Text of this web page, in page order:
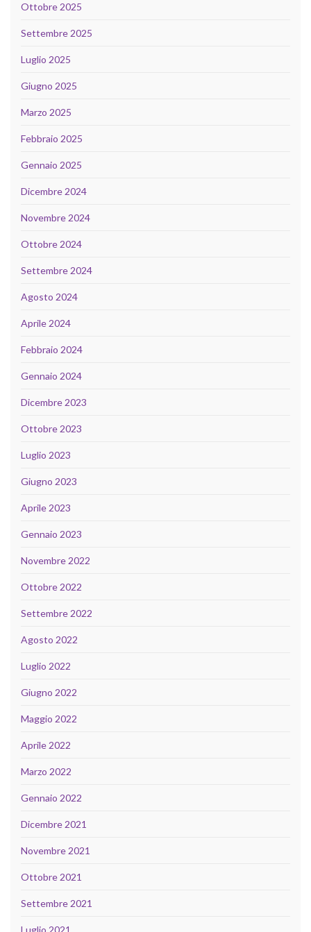
Ottobre 2025
Settembre 2025
Luglio 2025
Giugno 2025
Marzo 2025
Febbraio 2025
Gennaio 2025
Dicembre 2024
Novembre 2024
Ottobre 2024
Settembre 2024
Agosto 2024
Aprile 2024
Febbraio 2024
Gennaio 2024
Dicembre 2023
Ottobre 2023
Luglio 2023
Giugno 2023
Aprile 2023
Gennaio 2023
Novembre 2022
Ottobre 2022
Settembre 2022
Agosto 2022
Luglio 2022
Giugno 2022
Maggio 2022
Aprile 2022
Marzo 2022
Gennaio 2022
Dicembre 2021
Novembre 2021
Ottobre 2021
Settembre 2021